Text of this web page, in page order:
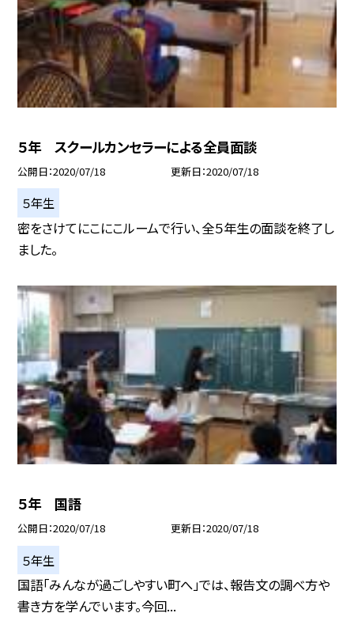
５年 スクールカンセラーによる全員面談
公開日 2020/07/18 更新日 2020/07/18
５年生
密をさけてにこにこルームで行い、全５年生の面談を終了し
ました。
５年 国語
公開日 2020/07/18 更新日 2020/07/18
５年生
国語「みんなが過ごしやすい町へ」では、報告文の調べ方や
書き方を学んでいます。今回...